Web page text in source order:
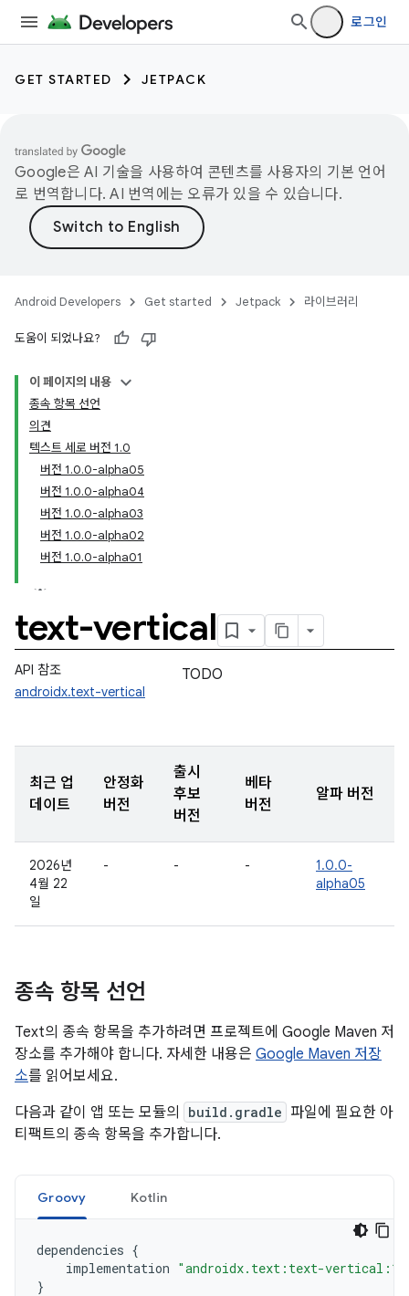
로그인
GET STARTED JETPACK
Google은 AI 기술을 사용하여 콘텐츠를 사용자의 기본 언어
로 번역합니다. AI 번역에는 오류가 있을 수 있습니다.
Android Developers Get started Jetpack 라이브러리
도움이 되었나요?
이 페이지의 내용
종속 항목 선언
의견
텍스트 세로 버전 1.0
버전 1.0.0-alpha05
버전 1.0.0-alpha04
버전 1.0.0-alpha03
버전 1.0.0-alpha02
버전 1.0.0-alpha01
text-vertical
API 참조
androidx.text-vertical
TODO
최근 업
데이트
안정화
버전
출시
후보
버전
베타
버전
알파 버전
2026년
4월 22
일
- - -
1.0.0-
alpha05
종속 항목 선언
Text의 종속 항목을 추가하려면 프로젝트에 Google Maven 저
장소를 추가해야 합니다. 자세한 내용은 Google Maven 저장
소를 읽어보세요.
다음과 같이 앱 또는 모듈의
build.gradle 파일에 필요한 아
티팩트의 종속 항목을 추가합니다.
Groovy Kotlin
dependencies {
implementation "androidx.text:text-
}